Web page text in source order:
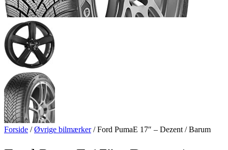
Forside /Øvrige bilmærker /Ford PumaE 17″ – Dezent / Barum